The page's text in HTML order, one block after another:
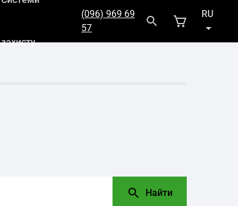
захисту
(096) 969 69
57
RU
UK
Найти